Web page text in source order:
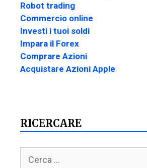
Robot trading
Commercio online
Investi i tuoi soldi
Impara il Forex
Comprare Azioni
Acquistare Azioni Apple
RICERCARE